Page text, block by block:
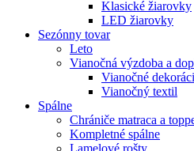
Klasické žiarovky
LED žiarovky
Sezónny tovar
Leto
Vianočná výzdoba a
Vianočné
Vianočný textil
Spálne
Chrániče matraca a
Kompletné spálne
Lamelové rošty